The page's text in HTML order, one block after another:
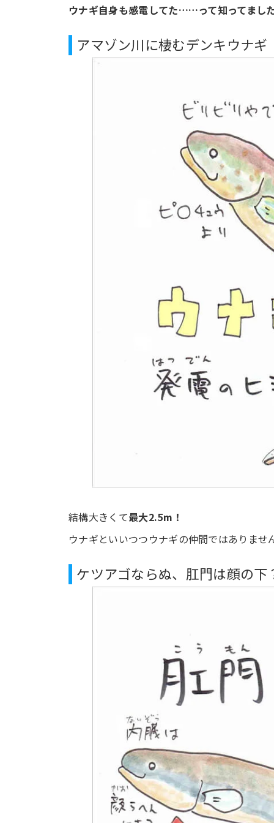
ウナギ自身も感電してた……って知ってまし
アマゾン川に棲むデンキウナギ
結構大きくて最大2.5m！
ウナギといいつつウナギの仲間ではありませ
ケツアゴならぬ、肛門は顔の下